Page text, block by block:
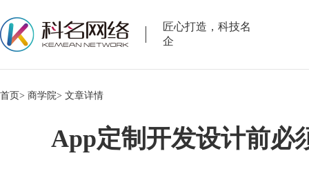
匠心打造，科技名
企
首页> 商学院> 文章详情
App定制开发设计前必